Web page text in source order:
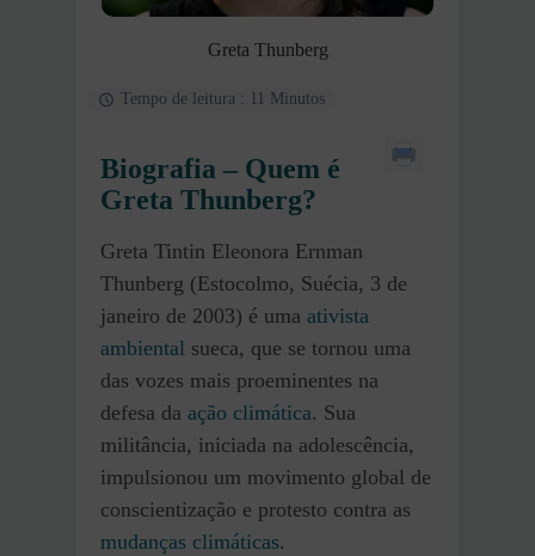
Greta Thunberg
Tempo de leitura : 11 Minutos
Biografia – Quem é
Greta Thunberg?
Greta Tintin Eleonora Ernman
Thunberg (Estocolmo, Suécia, 3 de
janeiro de 2003) é uma ativista
ambiental sueca, que se tornou uma
das vozes mais proeminentes na
defesa da ação climática. Sua
militância, iniciada na adolescência,
impulsionou um movimento global de
conscientização e protesto contra as
mudanças climáticas.